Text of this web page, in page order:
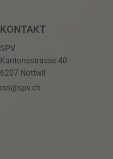
KONTAKT
SPV
Kantonsstrasse 40
6207 Nottwil
rss@spv.ch